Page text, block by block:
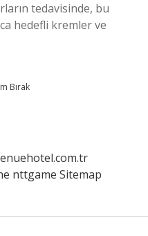
tedavisinde, bu
hedefli kremler ve
Bırak
nttgame Sitemap